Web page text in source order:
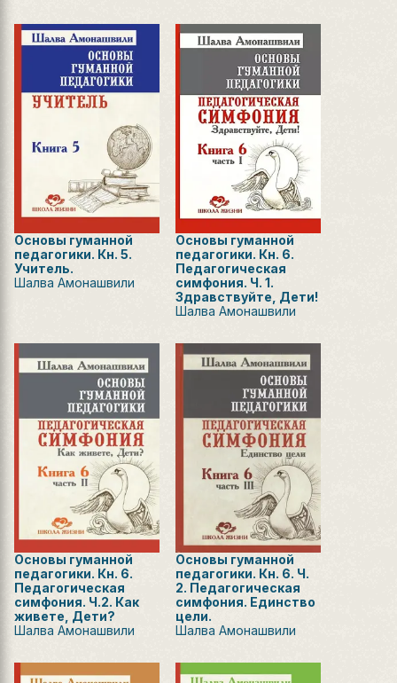
Основы гуманной
педагогики. Кн. 5.
Учитель.
Шалва Амонашвили
Основы гуманной
педагогики. Кн. 6.
Педагогическая
симфония. Ч. 1.
Здравствуйте, Дети!
Шалва Амонашвили
Основы гуманной
педагогики. Кн. 6.
Педагогическая
симфония. Ч.2. Как
живете, Дети?
Шалва Амонашвили
Основы гуманной
педагогики. Кн. 6. Ч.
2. Педагогическая
симфония. Единство
цели.
Шалва Амонашвили